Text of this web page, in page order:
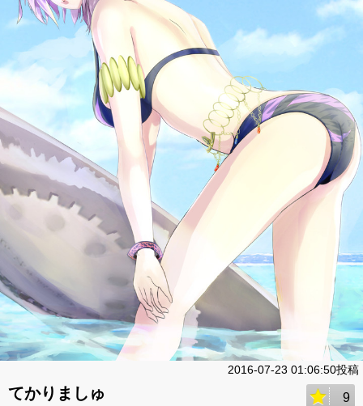
2016-07-23 01:06:50投稿
てかりましゅ 9